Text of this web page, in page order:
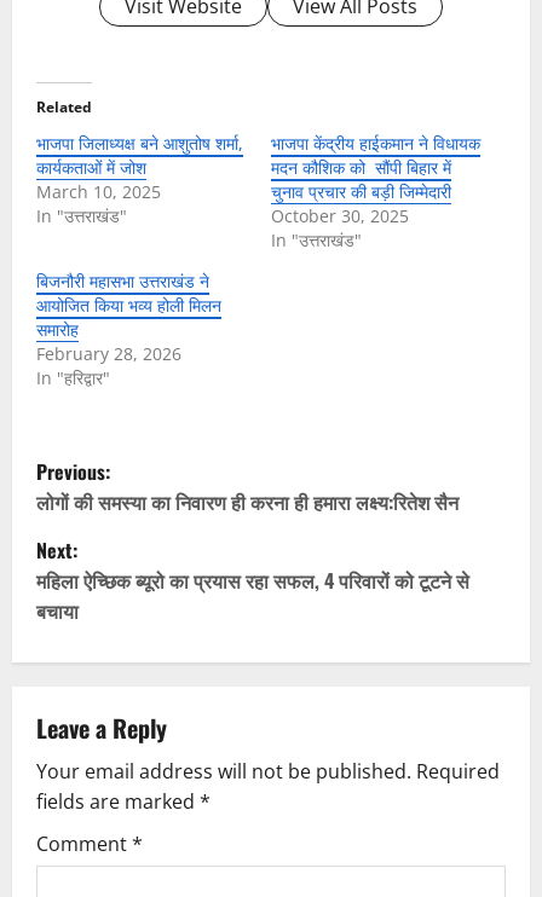
Visit Website View All Posts
Related
भाजपा जिलाध्यक्ष बने आशुतोष शर्मा,
कार्यकताओं में जोश
March 10, 2025
In "उत्तराखंड"
भाजपा केंद्रीय हाईकमान ने विधायक
मदन कौशिक को सौंपी बिहार में
चुनाव प्रचार की बड़ी जिम्मेदारी
October 30, 2025
In "उत्तराखंड"
बिजनौरी महासभा उत्तराखंड ने
आयोजित किया भव्य होली मिलन
समारोह
February 28, 2026
In "हरिद्वार"
P
o
s
t
n
a
v
i
g
Previous:
लोगों की समस्या का निवारण ही करना ही हमारा लक्ष्य:रितेश सैन
Next:
महिला ऐच्छिक ब्यूरो का प्रयास रहा सफल, 4 परिवारों को टूटने से
बचाया
Leave a Reply
Your email address will not be published. Required
fields are marked *
Comment*